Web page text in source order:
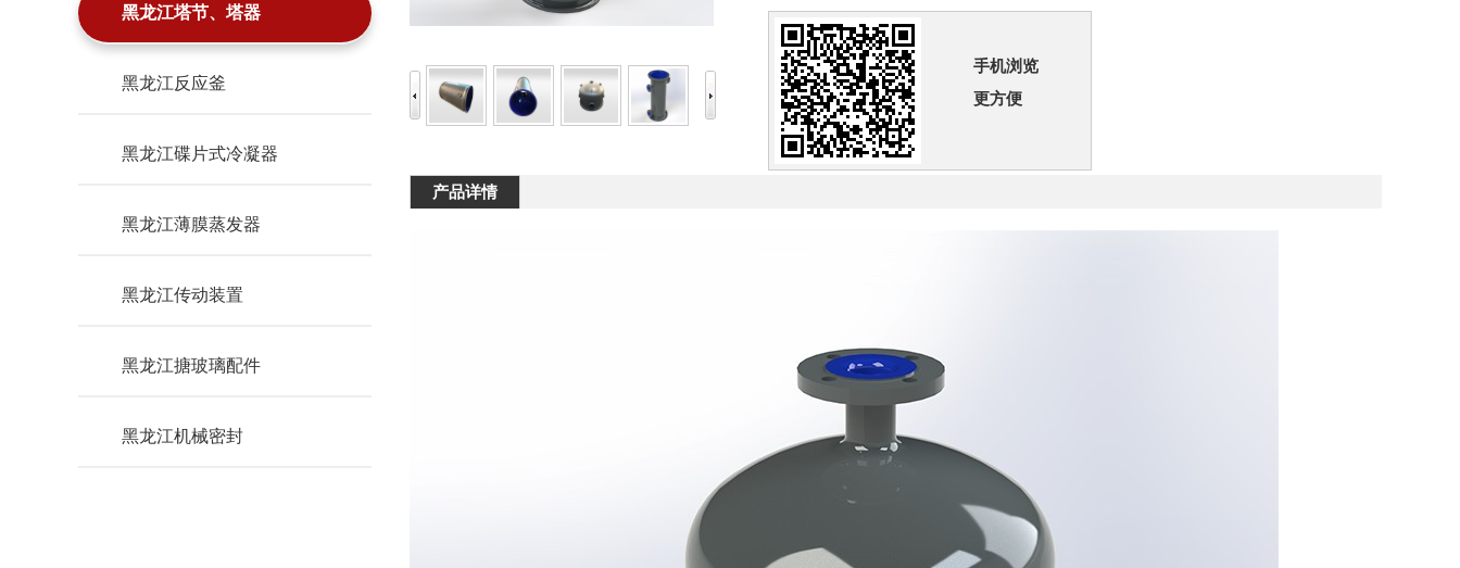
黑龙江塔节、塔器
黑龙江反应釜
黑龙江碟片式冷凝器
黑龙江薄膜蒸发器
黑龙江传动装置
黑龙江搪玻璃配件
黑龙江机械密封
手机浏览
更方便
产品详情